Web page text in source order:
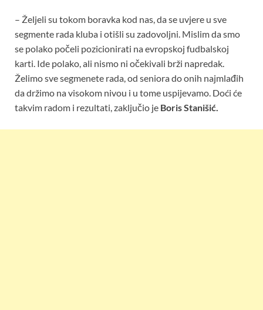
– Željeli su tokom boravka kod nas, da se uvjere u sve
segmente rada kluba i otišli su zadovoljni. Mislim da smo
se polako počeli pozicionirati na evropskoj fudbalskoj
karti. Ide polako, ali nismo ni očekivali brži napredak.
Želimo sve segmenete rada, od seniora do onih najmlađih
da držimo na visokom nivou i u tome uspijevamo. Doći će
takvim radom i rezultati, zaključio je Boris Stanišić.